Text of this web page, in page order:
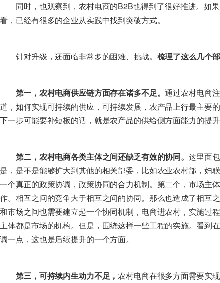
同时，也观察到，农村电商的B2B也得到了很好推进。如
看，已经有很多的企业从实践中找到突破方式。
针对升级，还面临非常多的困难、挑战。 梳理了这么几个
第一，农村电商供应链方面存在诸多不足。 通过农村电商
道，如何实现可持续的供应，可持续发展，农产品上行最主要
下一步可能要补短板的话，就是农产品的供给侧方面能力的提
第二，农村电商各类主体之间还缺乏有效的协同。 这里面
是，是不是能够扩大到其他的相关部委，比如农业农村部，妇
一个真正的政策协调，政策协同的合力机制。第二个，市场主
作。相互之间的竞争大于相互之间的协同。那么也造成了相互
和市场之间也需要建立起一个协同机制，电商进农村，实施过
主体都是市场的机构。但是，围绕这样一些工程的实施。看到
调一点，这也是后续提升的一个方面。
第三，可持续内生动力不足， 农村电商在很多方面需要实